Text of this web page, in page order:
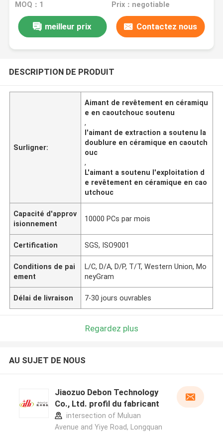
MOQ：1 Prix：negotiable
meilleur prix Contactez nous
DESCRIPTION DE PRODUIT
Surligner:
Aimant de revêtement en céramiqu
e en caoutchouc soutenu
,
l'aimant de extraction a soutenu la
doublure en céramique en caoutch
ouc
,
L'aimant a soutenu l'exploitation d
e revêtement en céramique en cao
utchouc
Capacité d'approv
isionnement
10000 PCs par mois
Certification SGS, ISO9001
Conditions de pai
ement
L/C, D/A, D/P, T/T, Western Union, Mo
neyGram
Délai de livraison 7-30 jours ouvrables
Regardez plus
AU SUJET DE NOUS
Jiaozuo Debon Technology
Co., Ltd. profil du fabricant
intersection of Muluan
Avenue and Yiye Road, Longquan